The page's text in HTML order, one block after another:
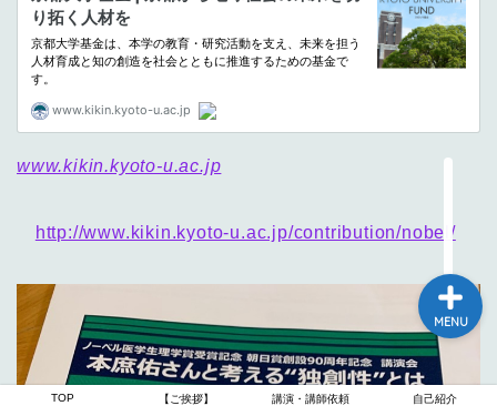
www.kikin.kyoto-u.ac.jp
http://www.kikin.kyoto-u.ac.jp/contribution/nobel/
TOP 【ご挨拶】 講演・講師依頼 自己紹介
MENU
TOP
【ご挨拶】
講演・講師依頼